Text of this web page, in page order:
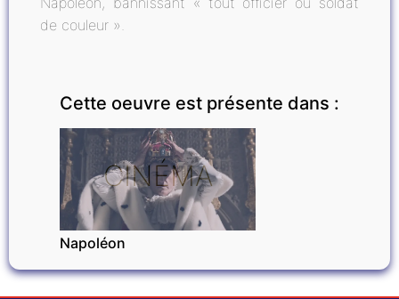
de couleur ».
Cette oeuvre est présente dans :
CINÉMA
Napoléon